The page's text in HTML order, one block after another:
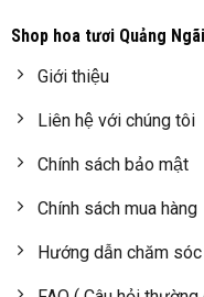
Shop hoa tươi Quảng Ngãi
Giới thiệu
Liên hệ với chúng tôi
Chính sách bảo mật
Chính sách mua hàng
Hướng dẫn chăm